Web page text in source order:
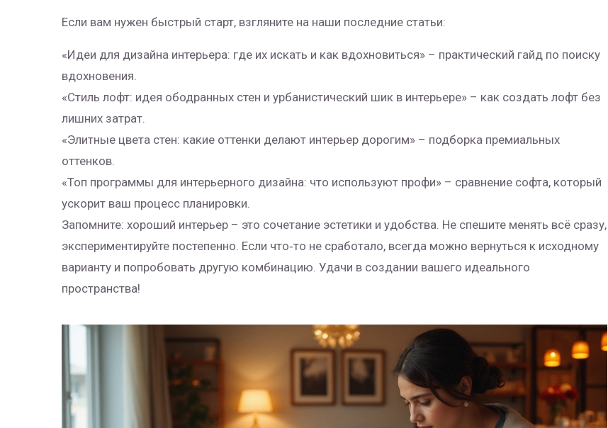
Если вам нужен быстрый старт, взгляните на наши последние статьи:
«Идеи для дизайна интерьера: где их искать и как вдохновиться» – практический гайд по поиску
вдохновения.
«Стиль лофт: идея ободранных стен и урбанистический шик в интерьере» – как создать лофт без
лишних затрат.
«Элитные цвета стен: какие оттенки делают интерьер дорогим» – подборка премиальных
оттенков.
«Топ программы для интерьерного дизайна: что используют профи» – сравнение софта, который
ускорит ваш процесс планировки.
Запомните: хороший интерьер – это сочетание эстетики и удобства. Не спешите менять всё сразу,
экспериментируйте постепенно. Если что‑то не сработало, всегда можно вернуться к исходному
варианту и попробовать другую комбинацию. Удачи в создании вашего идеального
пространства!